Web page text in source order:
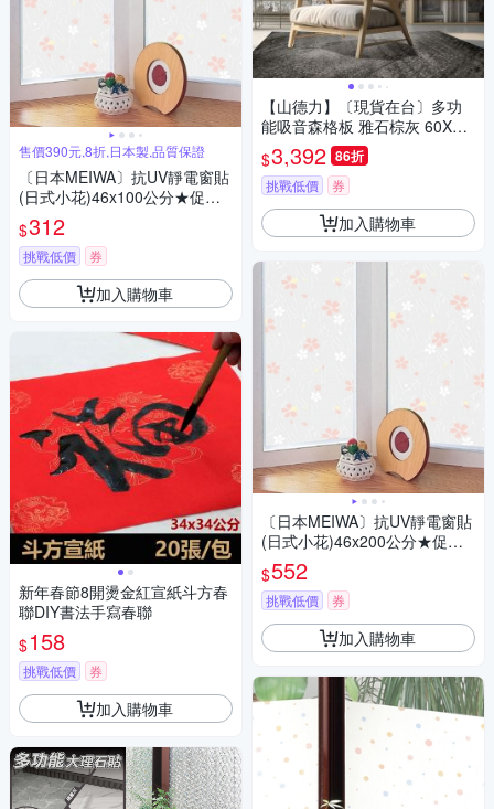
售價390元,8折,日本製,品質保證
〔日本MEIWA〕抗UV靜電窗貼
(日式小花)46x100公分★促銷
★
$312
挑戰低價 券
加入購物車
新年春節8開燙金紅宣紙斗方春
聯DIY書法手寫春聯
$158
挑戰低價 券
加入購物車
【山德力】〔現貨在台〕多功
能吸音森格板 雅石棕灰 60X60
cm(一箱8片 約0.8坪)
$3,392 86折
挑戰低價 券
加入購物車
〔日本MEIWA〕抗UV靜電窗貼
(日式小花)46x200公分★促銷
★
$552
挑戰低價 券
加入購物車